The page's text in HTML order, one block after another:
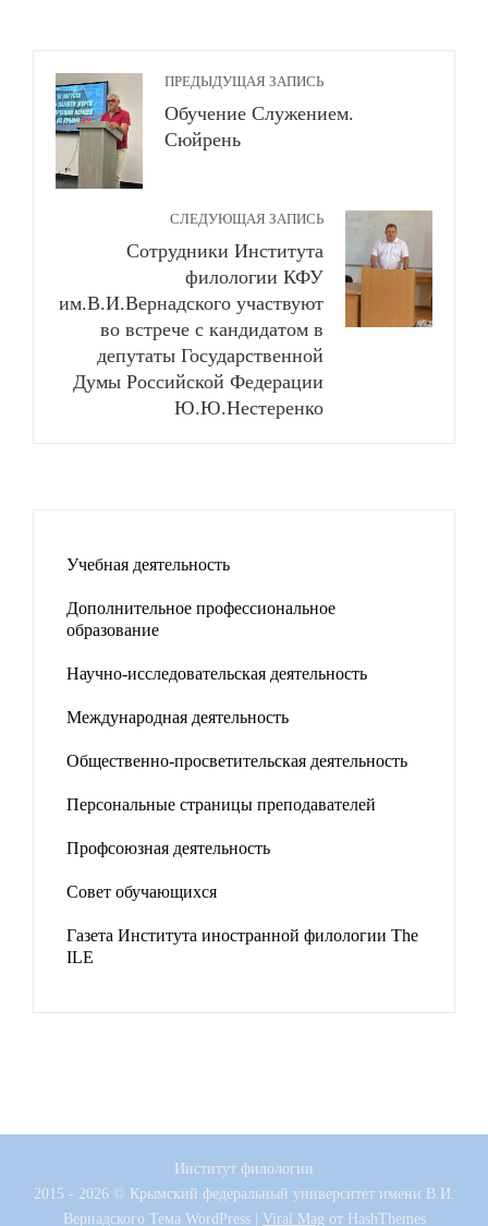
ПРЕДЫДУЩАЯ ЗАПИСЬ
Обучение Служением.
Сюйрень
СЛЕДУЮЩАЯ ЗАПИСЬ
Сотрудники Института
филологии КФУ
им.В.И.Вернадского участвуют
во встрече с кандидатом в
депутаты Государственной
Думы Российской Федерации
Ю.Ю.Нестеренко
Учебная деятельность
Дополнительное профессиональное
образование
Научно-исследовательская деятельность
Международная деятельность
Общественно-просветительская деятельность
Персональные страницы преподавателей
Профсоюзная деятельность
Совет обучающихся
Газета Института иностранной филологии The
ILE
Институт филологии
2015 - 2026 © Крымский федеральный университет имени В.И.
ВернадскогоТема WordPress | Viral Mag от HashThemes